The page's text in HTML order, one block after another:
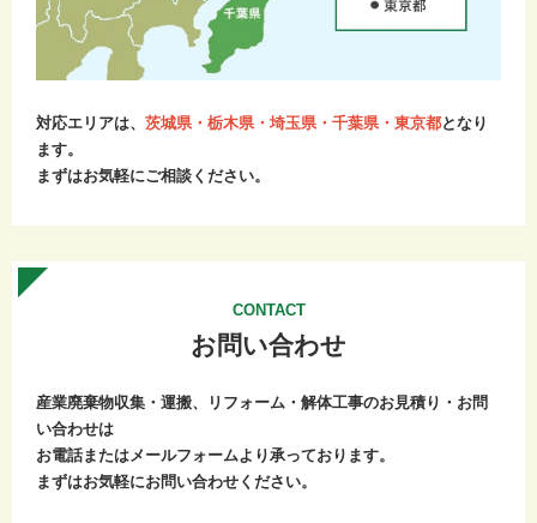
2025.07.28
夏季休業のお知らせ
誠に勝手ながら、弊社は、下記の期間を夏季休暇とさせていた
夏季休暇期間：令和7年8月10日～令和7年8月17日
ご迷惑をおかけいたしますが、ご理解のほどよろしくお願いい
たします。
ゴールデンウィーク休業のお知らせ
誠に勝手ながら、弊社は、下記の期間をゴールデンウィーク休
ゴールデンウィーク休業期間：令和7年5月1日～令和7年5月6日
ご迷惑をおかけいたしますが、ご理解のほどよろしくお願いい
たします。
2024.12.09
年末年始休業のお知らせ
対応エリアは、 茨城県・栃木県・埼玉県・千葉県・東京都となり
ます。
まずはお気軽にご相談ください。
CONTACT
お問い合わせ
産業廃棄物収集・運搬、リフォーム・解体工事のお見積り・お問
い合わせは
お電話またはメールフォームより承っております。
まずはお気軽にお問い合わせください。